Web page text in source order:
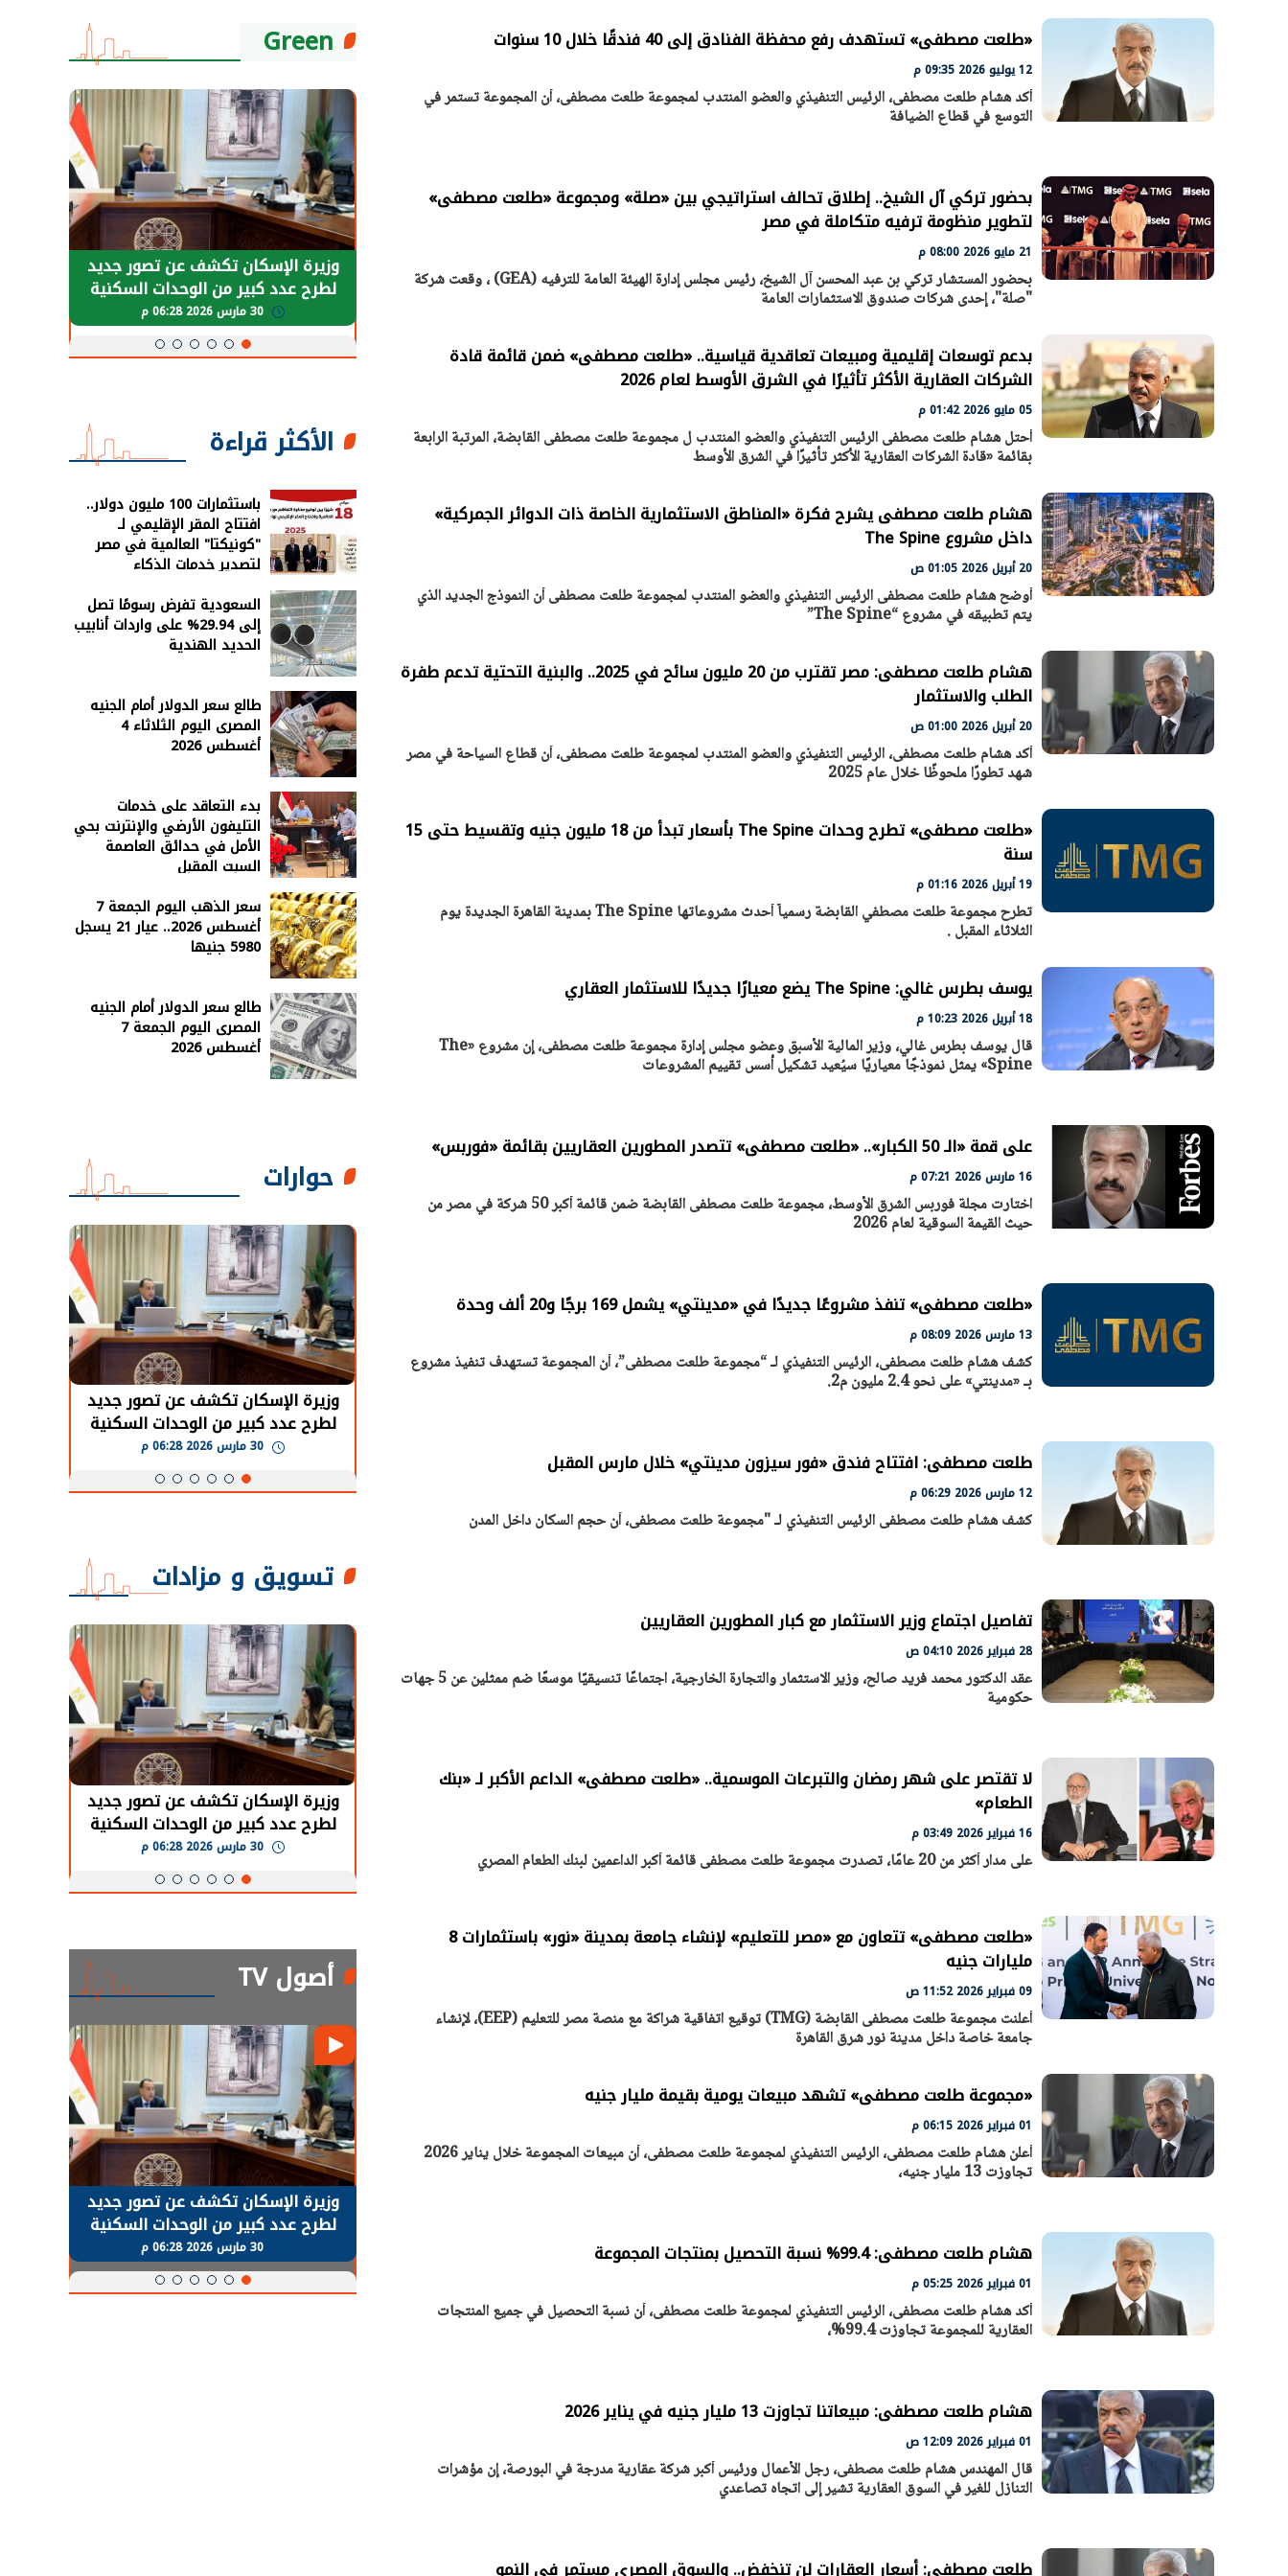
«طلعت مصطفى» تستهدف رفع محفظة الفنادق إلى 40 فندقًا خلال 10 سنوات
12 يوليو 2026 09:35 م
أكد هشام طلعت مصطفى، الرئيس التنفيذي والعضو المنتدب لمجموعة طلعت مصطفى، أن المجموعة تستمر في
التوسع في قطاع الضيافة
بحضور تركي آل الشيخ.. إطلاق تحالف استراتيجي بين «صلة» ومجموعة «طلعت مصطفى»
لتطوير منظومة ترفيه متكاملة في مصر
21 مايو 2026 08:00 م
بحضور المستشار تركي بن عبد المحسن آل الشيخ، رئيس مجلس إدارة الهيئة العامة للترفيه (GEA) ، وقعت شركة
"صلة"، إحدى شركات صندوق الاستثمارات العامة
بدعم توسعات إقليمية ومبيعات تعاقدية قياسية.. «طلعت مصطفى» ضمن قائمة قادة
الشركات العقارية الأكثر تأثيرًا في الشرق الأوسط لعام 2026
05 مايو 2026 01:42 م
أحتل هشام طلعت مصطفى الرئيس التنفيذي والعضو المنتدب ل مجموعة طلعت مصطفى القابضة، المرتبة الرابعة
بقائمة «قادة الشركات العقارية الأكثر تأثيرًا في الشرق الأوسط
هشام طلعت مصطفى يشرح فكرة «المناطق الاستثمارية الخاصة ذات الدوائر الجمركية»
داخل مشروع The Spine
20 أبريل 2026 01:05 ص
أوضح هشام طلعت مصطفى الرئيس التنفيذي والعضو المنتدب لمجموعة طلعت مصطفى أن النموذج الجديد الذي
يتم تطبيقه في مشروع “The Spine”
هشام طلعت مصطفى: مصر تقترب من 20 مليون سائح في 2025.. والبنية التحتية تدعم طفرة
الطلب والاستثمار
20 أبريل 2026 01:00 ص
أكد هشام طلعت مصطفى، الرئيس التنفيذي والعضو المنتدب لمجموعة طلعت مصطفى، أن قطاع السياحة في مصر
شهد تطورًا ملحوظًا خلال عام 2025
«طلعت مصطفى» تطرح وحدات The Spine بأسعار تبدأ من 18 مليون جنيه وتقسيط حتى 15
سنة
19 أبريل 2026 01:16 م
تطرح مجموعة طلعت مصطفي القابضة رسمياً أحدث مشروعاتها The Spine بمدينة القاهرة الجديدة يوم
الثلاثاء المقبل .
يوسف بطرس غالي: The Spine يضع معيارًا جديدًا للاستثمار العقاري
18 أبريل 2026 10:23 م
قال يوسف بطرس غالي، وزير المالية الأسبق وعضو مجلس إدارة مجموعة طلعت مصطفى، إن مشروع «The
Spine» يمثل نموذجًا معياريًا سيُعيد تشكيل أسس تقييم المشروعات
على قمة «الـ 50 الكبار».. «طلعت مصطفى» تتصدر المطورين العقاريين بقائمة «فوربس»
16 مارس 2026 07:21 م
اختارت مجلة فوربس الشرق الأوسط، مجموعة طلعت مصطفى القابضة ضمن قائمة أكبر 50 شركة في مصر من
حيث القيمة السوقية لعام 2026
«طلعت مصطفى» تنفذ مشروعًا جديدًا في «مدينتي» يشمل 169 برجًا و20 ألف وحدة
13 مارس 2026 08:09 م
كشف هشام طلعت مصطفى، الرئيس التنفيذي لـ “مجموعة طلعت مصطفى”، أن المجموعة تستهدف تنفيذ مشروع
بـ «مدينتي» على نحو 2.4 مليون م2.
طلعت مصطفى: افتتاح فندق «فور سيزون مدينتي» خلال مارس المقبل
12 مارس 2026 06:29 م
كشف هشام طلعت مصطفى الرئيس التنفيذي لـ "مجموعة طلعت مصطفى، أن حجم السكان داخل المدن
تفاصيل اجتماع وزير الاستثمار مع كبار المطورين العقاريين
28 فبراير 2026 04:10 ص
عقد الدكتور محمد فريد صالح، وزير الاستثمار والتجارة الخارجية، اجتماعًا تنسيقيًا موسعًا ضم ممثلين عن 5 جهات
حكومية
لا تقتصر على شهر رمضان والتبرعات الموسمية.. «طلعت مصطفى» الداعم الأكبر لـ «بنك
الطعام»
16 فبراير 2026 03:49 م
على مدار أكثر من 20 عامًا، تصدرت مجموعة طلعت مصطفى قائمة أكبر الداعمين لبنك الطعام المصري
«طلعت مصطفى» تتعاون مع «مصر للتعليم» لإنشاء جامعة بمدينة «نور» باستثمارات 8
مليارات جنيه
09 فبراير 2026 11:52 ص
أعلنت مجموعة طلعت مصطفى القابضة (TMG) توقيع اتفاقية شراكة مع منصة مصر للتعليم (EEP)، لإنشاء
جامعة خاصة داخل مدينة نور شرق القاهرة
«مجموعة طلعت مصطفى» تشهد مبيعات يومية بقيمة مليار جنيه
01 فبراير 2026 06:15 م
أعلن هشام طلعت مصطفى، الرئيس التنفيذي لمجموعة طلعت مصطفى، أن مبيعات المجموعة خلال يناير 2026
تجاوزت 13 مليار جنيه،
هشام طلعت مصطفى: 99.4% نسبة التحصيل بمنتجات المجموعة
01 فبراير 2026 05:25 م
أكد هشام طلعت مصطفى، الرئيس التنفيذي لمجموعة طلعت مصطفى، أن نسبة التحصيل في جميع المنتجات
العقارية للمجموعة تجاوزت 99.4%،
هشام طلعت مصطفى: مبيعاتنا تجاوزت 13 مليار جنيه في يناير 2026
01 فبراير 2026 12:09 ص
قال المهندس هشام طلعت مصطفى، رجل الأعمال ورئيس أكبر شركة عقارية مدرجة في البورصة، إن مؤشرات
التنازل للغير في السوق العقارية تشير إلى اتجاه تصاعدي
طلعت مصطفى: أسعار العقارات لن تنخفض.. والسوق المصري مستمر في النمو
Green
الرئيس السيسي: تداعيات خطيرة على
الاقتصاد العالمي وأسعار الوقود حال
استمرار الأزمة في الشرق الأوسط
رئيس الوزراء يتابع الإجراءات الخاصة
بتنفيذ التوجيهات الرئاسية بطرح وحدات
سكنية بالإيجار للمواطنين
30 مارس 2026 04:40 م
افتتاح «إيجبس 2026» بحضور دولي
واسع.. والبترول: مصر تعزز مكانتها
وزيرة الإسكان تكشف عن تصور جديد
لطرح عدد كبير من الوحدات السكنية
بنظام الإيجار
الأكثر قراءة
باستثمارات 100 مليون دولار..
افتتاح المقر الإقليمي لـ
"كونيكتا" العالمية في مصر
لتصدير خدمات الذكاء
السعودية تفرض رسومًا تصل
إلى 29.94% على واردات أنابيب
الحديد الهندية
طالع سعر الدولار أمام الجنيه
المصرى اليوم الثلاثاء 4
أغسطس 2026
بدء التعاقد على خدمات
التليفون الأرضي والإنترنت بحي
الأمل في حدائق العاصمة
السبت المقبل
سعر الذهب اليوم الجمعة 7
أغسطس 2026.. عيار 21 يسجل
5980 جنيها
طالع سعر الدولار أمام الجنيه
المصرى اليوم الجمعة 7
أغسطس 2026
حوارات
استمرار الأزمة في الشرق الأوسط
30 مارس 2026 05:06 م
رئيس الوزراء يتابع الإجراءات الخاصة وزيرة الإسكان تكشف عن تصور جديد
لطرح عدد كبير من الوحدات السكنية
بنظام الإيجار
تسويق و مزادات
الرئيس السيسي: تداعيات خطيرة على
الاقتصاد العالمي وأسعار الوقود حال
استمرار الأزمة في الشرق الأوسط
30 مارس 2026 05:06 م
بتنفيذ التوجيهات الرئاسية بطرح وحدات
سكنية بالإيجار للمواطنين بوصفها مركزًا إقليميًّا للطاقة
وزيرة الإسكان تكشف عن تصور جديد
لطرح عدد كبير من الوحدات السكنية
بنظام الإيجار
أصول TV
الاقتصاد العالمي وأسعار الوقود حال
استمرار الأزمة في الشرق الأوسط سكنية بالإيجار للمواطنين
30 مارس 2026 04:40 م بوصفها مركزًا إقليميًّا للطاقة
وزيرة الإسكان تكشف عن تصور جديد
لطرح عدد كبير من الوحدات السكنية
بنظام الإيجار